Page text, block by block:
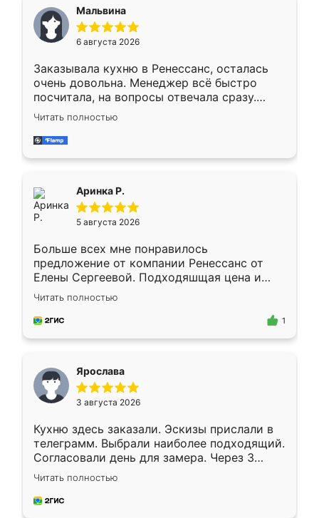
меньше, здесь же он более разнообразный.
Мне нравится ,если что-то потребуется из
мебели буду заказывать только здесь.
Мальвина
6 августа 2026
Заказывала кухню в Ренессанс, осталась
очень довольна. Менеджер всё быстро
посчитала, на вопросы отвечала сразу.
Замерщик приехал в субботу, подошёл к
делу со всей ответственностью. Собрали
за день, ребята работали аккуратно, даже
Читать полностью
Аринка Р.
5 августа 2026
Больше всех мне понравилось
предложение от компании Ренессанс от
Елены Сергеевой. Подходяшщая цена и
короткие сроки изготовления. Приехавший
для замера сотрудник Владислав
предложил по моему эскизу самый
Читать полностью
1
Ярослава
3 августа 2026
Кухню здесь заказали. Эскизы прислали в
телеграмм. Выбрали наиболее подходящий.
Согласовали день для замера. Через 3
недели кухня была уже готова. Остались
довольны работой. Спасибо Ренессанс
мебель за качественную работу!
Читать полностью